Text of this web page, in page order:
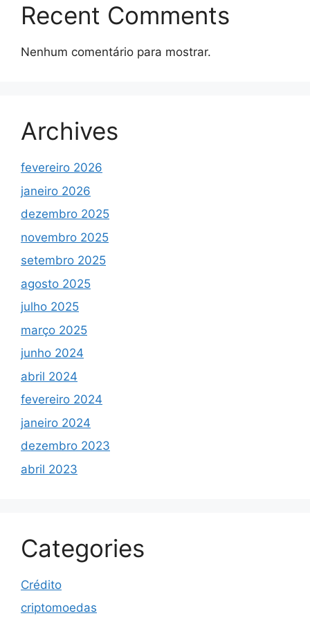
Recent Comments
Nenhum comentário para mostrar.
Archives
fevereiro 2026
janeiro 2026
dezembro 2025
novembro 2025
setembro 2025
agosto 2025
julho 2025
março 2025
junho 2024
abril 2024
fevereiro 2024
janeiro 2024
dezembro 2023
abril 2023
Categories
Crédito
criptomoedas